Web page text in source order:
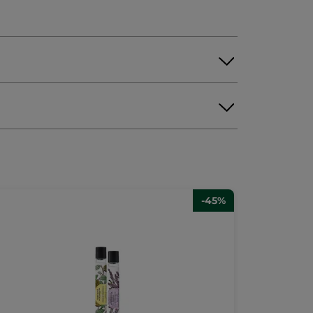
STEARATE
XANTHAN GUM
TOCOPHERYL ACETATE
WAX/CIRE DE CANDELILLA
VERA SEED OIL
-45%